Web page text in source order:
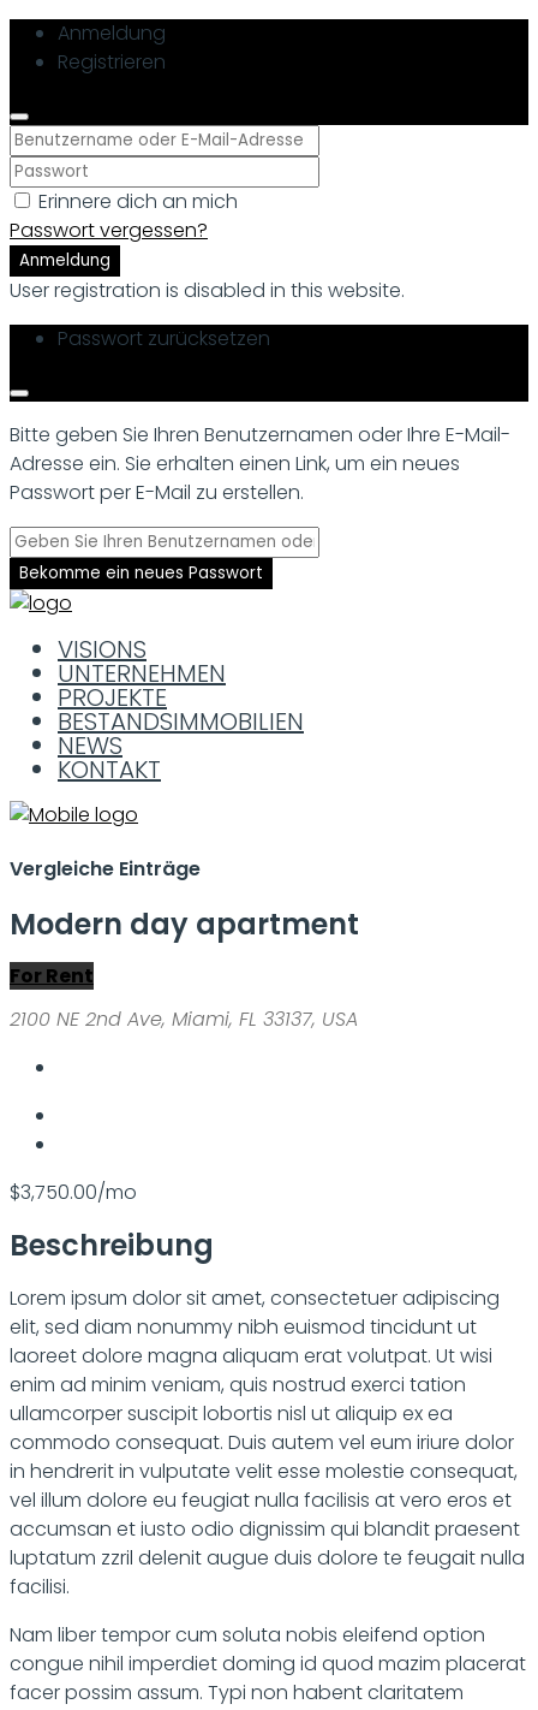
Anmeldung
Registrieren
Erinnere dich an mich
Passwort vergessen?
Anmeldung
User registration is disabled in this website.
Passwort zurücksetzen
Bitte geben Sie Ihren Benutzernamen oder Ihre E-Mail-
Adresse ein. Sie erhalten einen Link, um ein neues
Passwort per E-Mail zu erstellen.
Bekomme ein neues Passwort
VISIONS
UNTERNEHMEN
PROJEKTE
BESTANDSIMMOBILIEN
NEWS
KONTAKT
Vergleiche Einträge
Modern day apartment
For Rent
2100 NE 2nd Ave, Miami, FL 33137, USA
$3,750.00/mo
Beschreibung
Lorem ipsum dolor sit amet, consectetuer adipiscing
elit, sed diam nonummy nibh euismod tincidunt ut
laoreet dolore magna aliquam erat volutpat. Ut wisi
enim ad minim veniam, quis nostrud exerci tation
ullamcorper suscipit lobortis nisl ut aliquip ex ea
commodo consequat. Duis autem vel eum iriure dolor
in hendrerit in vulputate velit esse molestie consequat,
vel illum dolore eu feugiat nulla facilisis at vero eros et
accumsan et iusto odio dignissim qui blandit praesent
luptatum zzril delenit augue duis dolore te feugait nulla
facilisi.
Nam liber tempor cum soluta nobis eleifend option
congue nihil imperdiet doming id quod mazim placerat
facer possim assum. Typi non habent claritatem